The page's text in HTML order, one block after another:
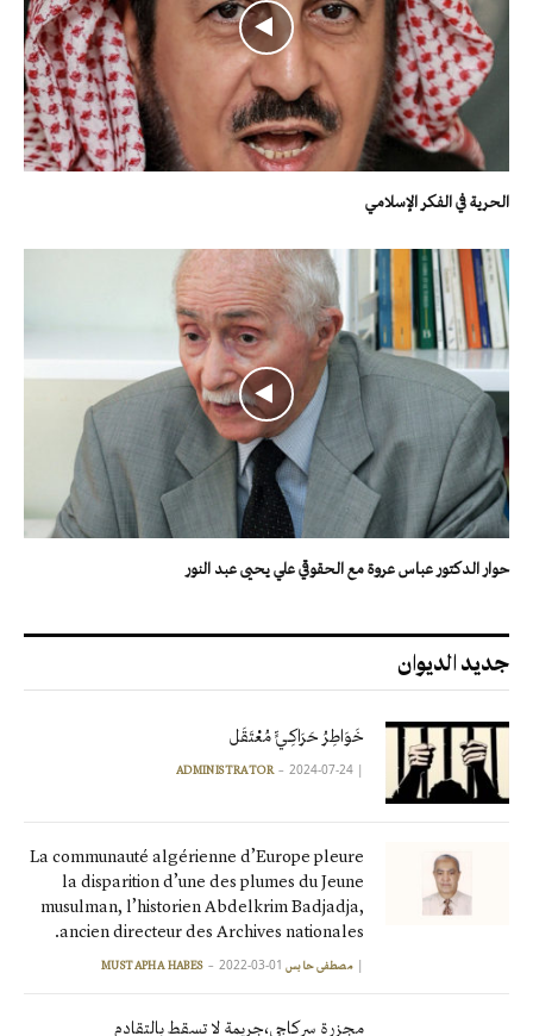
الحرية في الفكر الإسلامي
حوار الدكتور عباس عروة مع الحقوقي علي يحيى عبد النور
جديد الديوان
خَوَاطِرُ حَرَاكِـيٍّ مُعْتَقَل
|
ADMINISTRATOR 2024-07-24
La communauté algérienne d’Europe pleure
la disparition d’une des plumes du Jeune
musulman, l’historien Abdelkrim Badjadja,
ancien directeur des Archives nationales.
| مصطفى حابس MUSTAPHA HABES 2022-03-01
مجزرة سركاجي،جريمة لا تسقط بالتقادم